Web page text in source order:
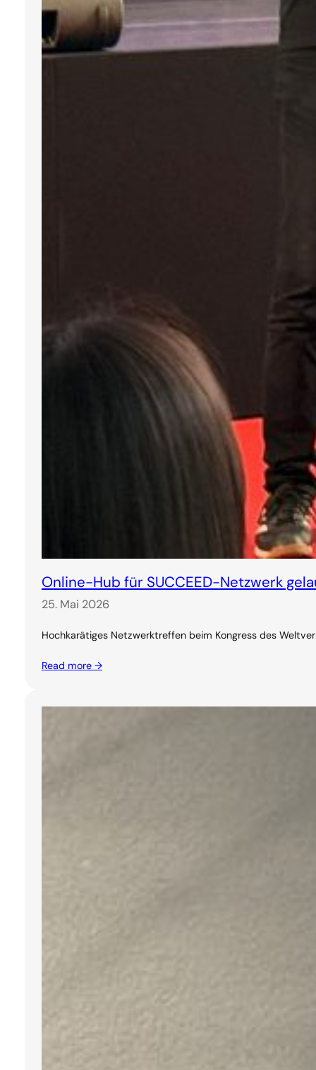
Online-Hub für SUCCEED-Netzwerk
25. Mai 2026
Hochkarätiges Netzwerktreffen beim Kongress des
Read more →